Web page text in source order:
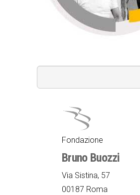
Fondazione
Bruno Buozzi
Via Sistina, 57
00187 Roma